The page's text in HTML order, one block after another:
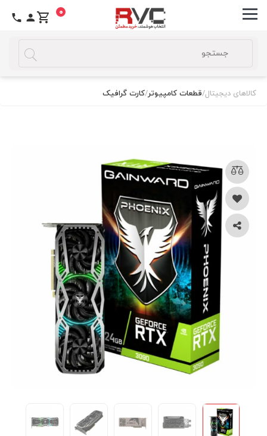
0
کالاهای دیجیتال/قطعات کامپیوتر/کارت گرافیک